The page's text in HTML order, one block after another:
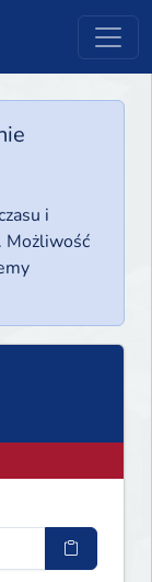
i
Możliwość